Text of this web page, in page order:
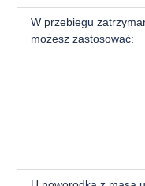
W przebiegu
możesz zastosować: